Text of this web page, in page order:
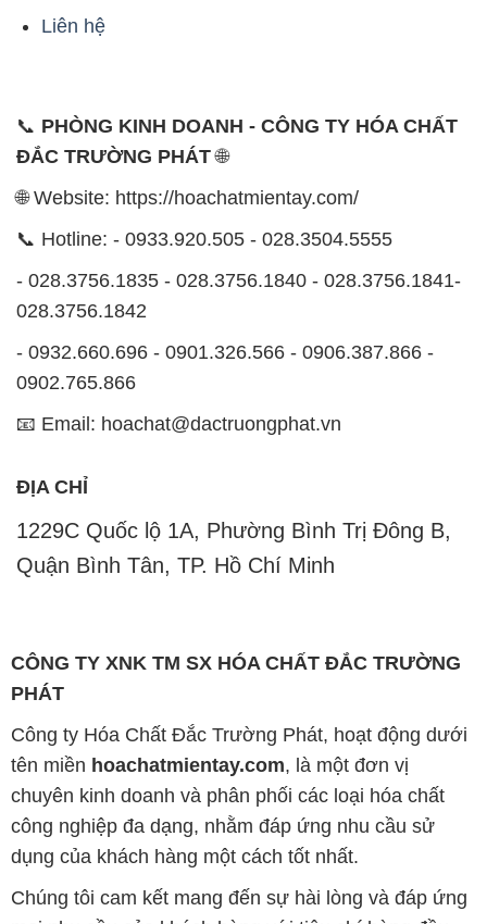
Liên hệ
📞 PHÒNG KINH DOANH - CÔNG TY HÓA CHẤT
ĐẮC TRƯỜNG PHÁT🌐
🌐 Website: https://hoachatmientay.com/
📞 Hotline: - 0933.920.505 - 028.3504.5555
- 028.3756.1835 - 028.3756.1840 - 028.3756.1841-
028.3756.1842
- 0932.660.696 - 0901.326.566 - 0906.387.866 -
0902.765.866
📧 Email: hoachat@dactruongphat.vn
ĐỊA CHỈ
1229C Quốc lộ 1A, Phường Bình Trị Đông B,
Quận Bình Tân, TP. Hồ Chí Minh
CÔNG TY XNK TM SX HÓA CHẤT ĐẮC TRƯỜNG
PHÁT
Công ty Hóa Chất Đắc Trường Phát, hoạt động dưới
tên miền hoachatmientay.com, là một đơn vị
chuyên kinh doanh và phân phối các loại hóa chất
công nghiệp đa dạng, nhằm đáp ứng nhu cầu sử
dụng của khách hàng một cách tốt nhất.
Chúng tôi cam kết mang đến sự hài lòng và đáp ứng